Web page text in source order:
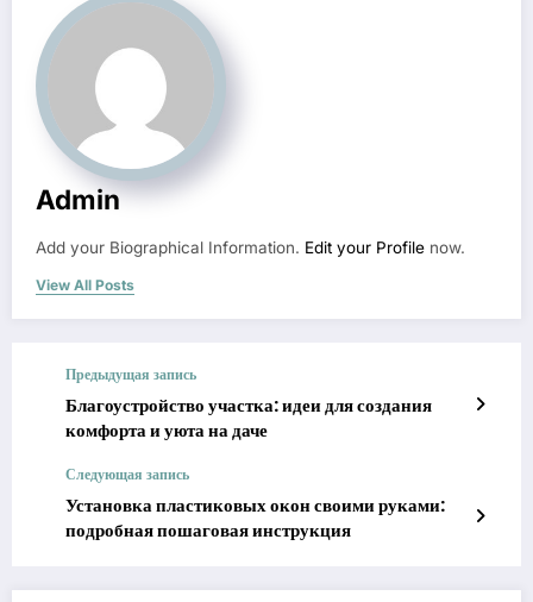
Admin
Add your Biographical Information. Edit your Profile now.
View All Posts
Предыдущая запись
Благоустройство участка: идеи для создания
комфорта и уюта на даче
Следующая запись
Установка пластиковых окон своими руками:
подробная пошаговая инструкция